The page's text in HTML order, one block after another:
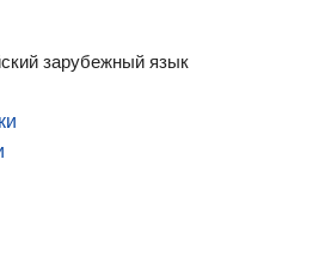
зарубежный язык